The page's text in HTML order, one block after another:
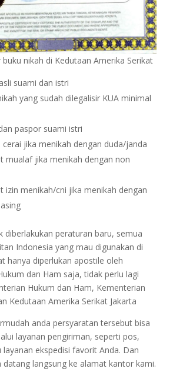
buku nikah di Kedutaan Amerika Serikat
suami dan istri
yang sudah dilegalisir KUA minimal
paspor suami istri
jika menikah dengan duda/janda
mualaf jika menikah dengan non
izin menikah/cni jika menikah dengan
diberlakukan peraturan baru, semua
Indonesia yang mau digunakan di
hanya diperlukan apostile oleh
dan Ham saja, tidak perlu lagi
Hukum dan Ham, Kementerian
Kedutaan Amerika Serikat Jakarta
anda persyaratan tersebut bisa
layanan pengiriman, seperti pos,
layanan ekspedisi favorit Anda. Dan
datang langsung ke alamat kantor kami.